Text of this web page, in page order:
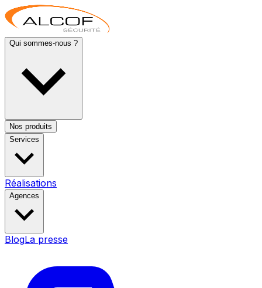
Qui sommes-nous ?
Nos produits
Services
Réalisations
Agences
BlogLa presse